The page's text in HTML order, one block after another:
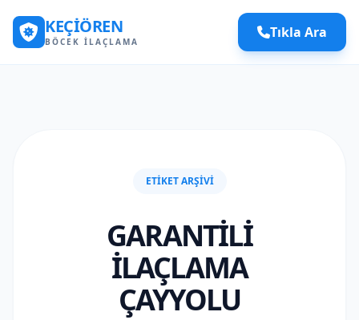
KEÇIÖREN
BÖCEK İLAÇLAMA
Tıkla Ara
ETIKET ARŞIVI
GARANTILI
ILAÇLAMA
ÇAYYOLU